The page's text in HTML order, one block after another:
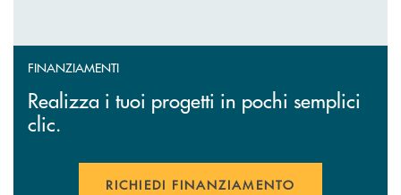
FINANZIAMENTI
Realizza i tuoi progetti in pochi semplici
clic.
RICHIEDI FINANZIAMENTO